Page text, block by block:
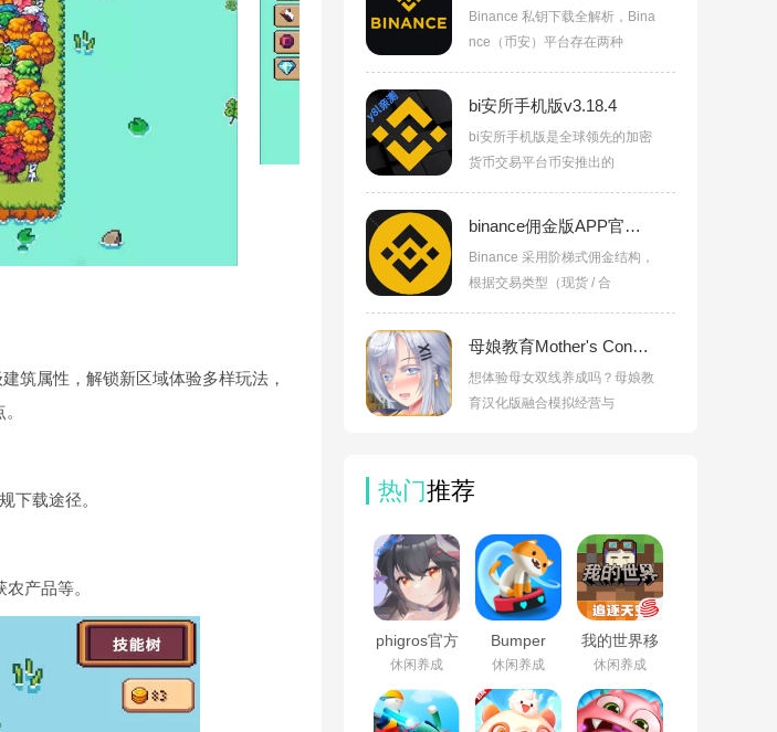
筑属性，解锁新区域体验多样玩法，
下载途径。
产品等。
Binance 私钥下载全解析，Bina
nce（币安）平台存在两种
bi安所手机版v3.18.4
bi安所手机版是全球领先的加密
货币交易平台币安推出的
binance佣金版APP官方正版下载v3.18.4
Binance 采用阶梯式佣金结构，
根据交易类型（现货 / 合
母娘教育Mother's Conditioning汉化版下载v1.0.0
想体验母女双线养成吗？母娘教
育汉化版融合模拟经营与
热门推荐
phigros官方
下载安装
v3.19.5
休闲养成
Bumper
Cats安卓版
v1.1.5
休闲养成
我的世界移
动版官方正
版下载安装
v3.8.25.293531
休闲养成